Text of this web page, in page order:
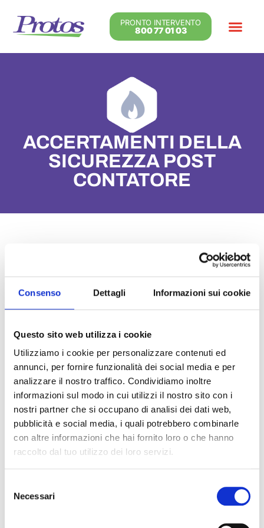
Consenso Dettagli Informazioni sui cookie
Questo sito web utilizza i cookie
Utilizziamo i cookie per personalizzare contenuti ed
annunci, per fornire funzionalità dei social media e per
analizzare il nostro traffico. Condividiamo inoltre
informazioni sul modo in cui utilizzi il nostro sito con i
nostri partner che si occupano di analisi dei dati web,
pubblicità e social media, i quali potrebbero combinarle
con altre informazioni che hai fornito loro o che hanno
raccolto dal tuo utilizzo dei loro servizi.
delNecessari
PRONTO INTERVENTO
800 77 01 03
ACCERTAMENTI DELLA
SICUREZZA POST
CONTATORE
SCARICA